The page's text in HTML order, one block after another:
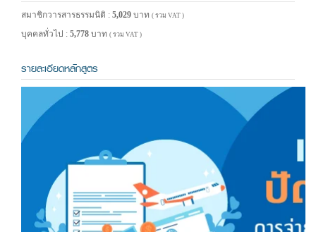
สมาชิกวารสารธรรมนิติ : 5,029 บาท ( รวม VAT )
บุคคลทั่วไป : 5,778 บาท ( รวม VAT )
รายละเอียดหลักสูตร